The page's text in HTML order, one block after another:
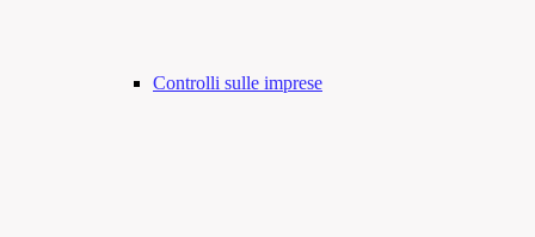
Controlli sulle imprese